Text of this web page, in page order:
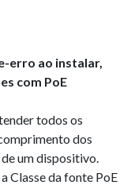
erro ao instalar,
com PoE
todos os
dos
um dispositivo.
Classe da fonte PoE